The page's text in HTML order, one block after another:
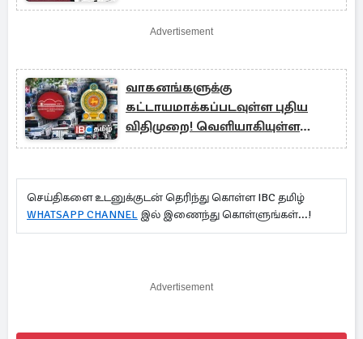
Advertisement
வாகனங்களுக்கு
கட்டாயமாக்கப்படவுள்ள புதிய
விதிமுறை! வெளியாகியுள்ள
தகவல்
செய்திகளை உடனுக்குடன் தெரிந்து கொள்ள IBC தமிழ்
WHATSAPP CHANNEL இல் இணைந்து கொள்ளுங்கள்...!
Advertisement